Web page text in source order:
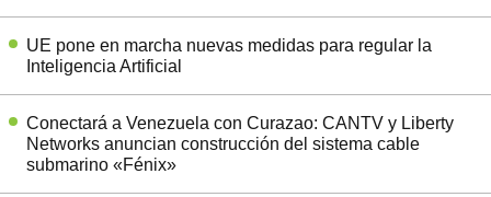
UE pone en marcha nuevas medidas para regular la
Inteligencia Artificial
Conectará a Venezuela con Curazao: CANTV y Liberty
Networks anuncian construcción del sistema cable
submarino «Fénix»